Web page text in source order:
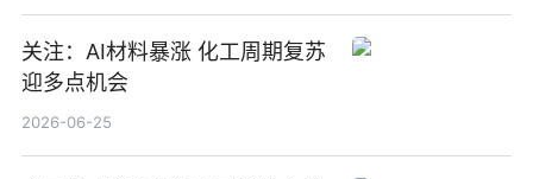
关注：AI材料暴涨 化工周期复苏
迎多点机会
2026-06-25